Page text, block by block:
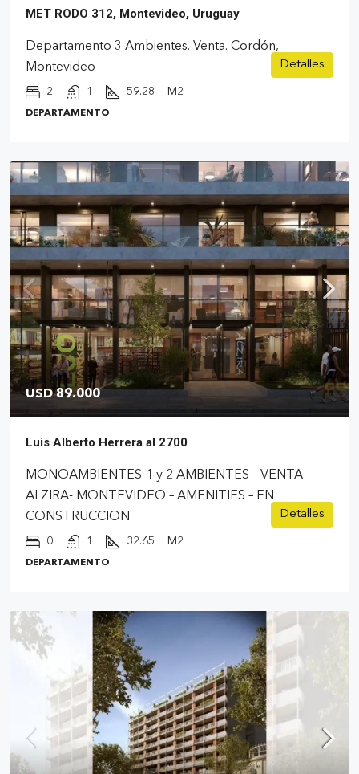
MET RODO 312, Montevideo, Uruguay
Departamento 3 Ambientes. Venta. Cordón,
Montevideo
2 1 59.28 M2
DEPARTAMENTO
Detalles
USD 89.000
Luis Alberto Herrera al 2700
MONOAMBIENTES-1 y 2 AMBIENTES – VENTA –
ALZIRA- MONTEVIDEO – AMENITIES – EN
CONSTRUCCION
0 1 32.65 M2
DEPARTAMENTO
Detalles